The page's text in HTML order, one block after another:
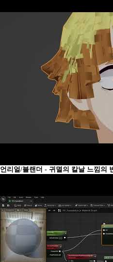
언리얼/블랜더 - 귀멸의 칼날 느낌의